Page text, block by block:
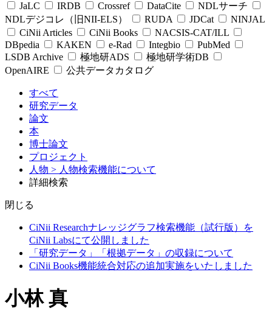
JaLC
IRDB Crossref DataCite
NDLサーチ
NDLデジコレ（旧NII-ELS）
RUDA JDCat
NINJAL
CiNii Articles
CiNii Books
NACSIS-CAT/ILL
DBpedia
KAKEN e-Rad Integbio
PubMed
LSDB Archive
極地研ADS
極地研学術DB
OpenAIRE
公共データカタログ
すべて
研究データ
論文
本
博士論文
プロジェクト
人物 > 人物検索機能について
詳細検索
閉じる
CiNii Researchナレッジグラフ検索機能（試行版）を
CiNii Labsにて公開しました
「研究データ」「根拠データ」の収録について
CiNii Books機能統合対応の追加実施をいたしました
小林 真